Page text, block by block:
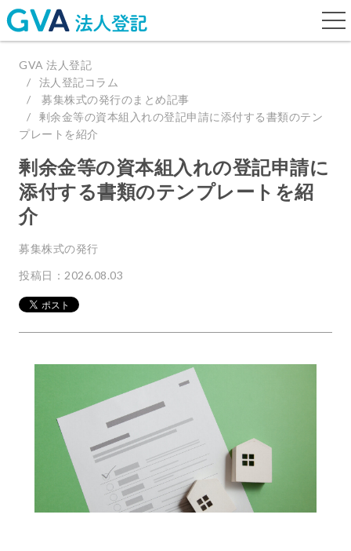
GVA 法人登記
法人登記コラム
募集株式の発行のまとめ記事
剰余金等の資本組入れの登記申請に添付する書類のテン
プレートを紹介
剰余金等の資本組入れの登記申請に
添付する書類のテンプレートを紹
介
募集株式の発行
投稿日：2026.08.03